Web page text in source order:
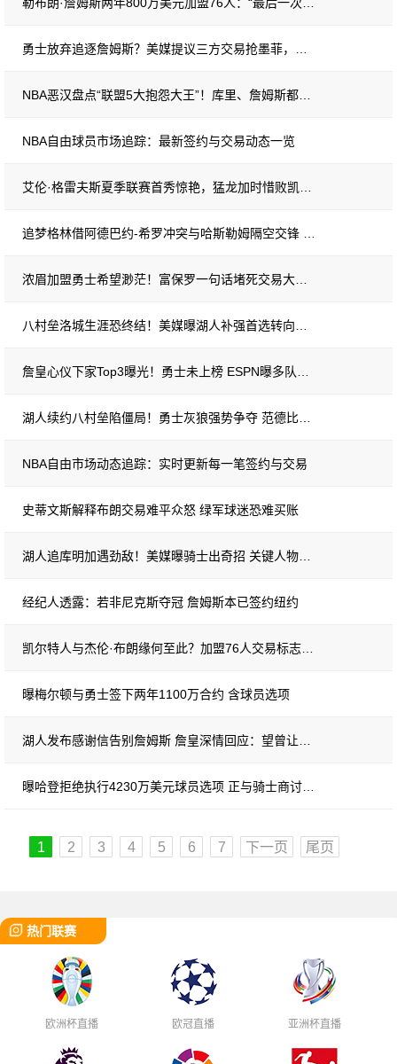
NBA自由球员市场追踪：最新签约与交易动态一览
NBA自由市场动态追踪：实时更新每一笔签约与交易
史蒂文斯解释布朗交易难平众怒 绿军球迷恐难买账
经纪人透露：若非尼克斯夺冠 詹姆斯本已签约纽约
曝梅尔顿与勇士签下两年1100万合约 含球员选项
1 2 3 4 5 6 7 下一页 尾页
热门联赛
欧洲杯直播 欧冠直播 亚洲杯直播